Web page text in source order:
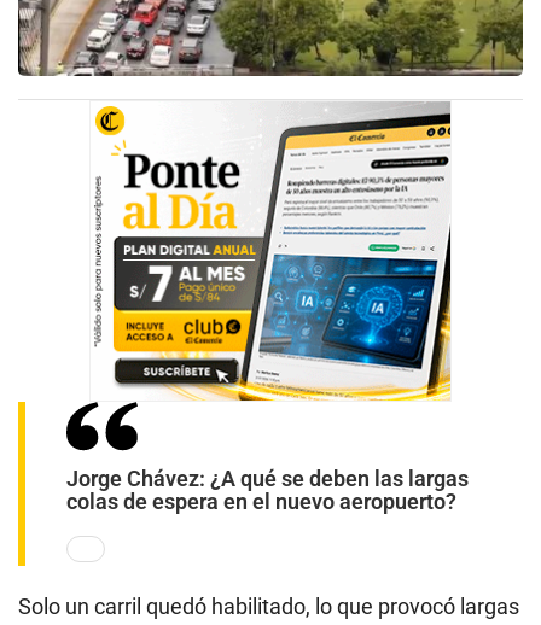
Jorge Chávez: ¿A qué se deben las largas
colas de espera en el nuevo aeropuerto?
Solo un carril quedó habilitado, lo que provocó largas